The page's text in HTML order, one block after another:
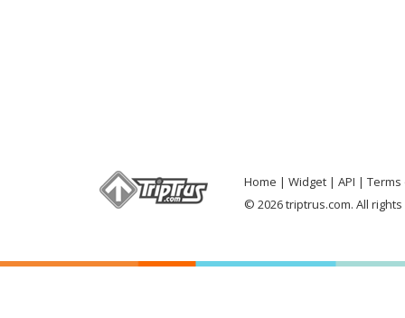
Home Widget API
Terms
© 2026 triptrus.com. All